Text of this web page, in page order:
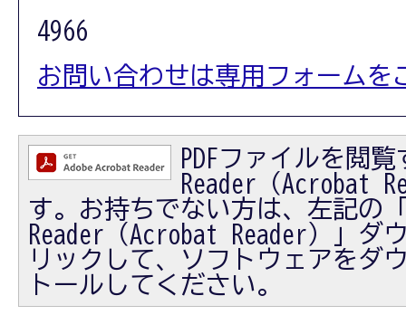
4966
お問い合わせは専用フォームを
PDFファイルを閲
Reader（Acrobat
す。お持ちでない方は、左記の
Reader（Acrobat Reader）」ダ
リックして、ソフトウェアをダ
トールしてください。